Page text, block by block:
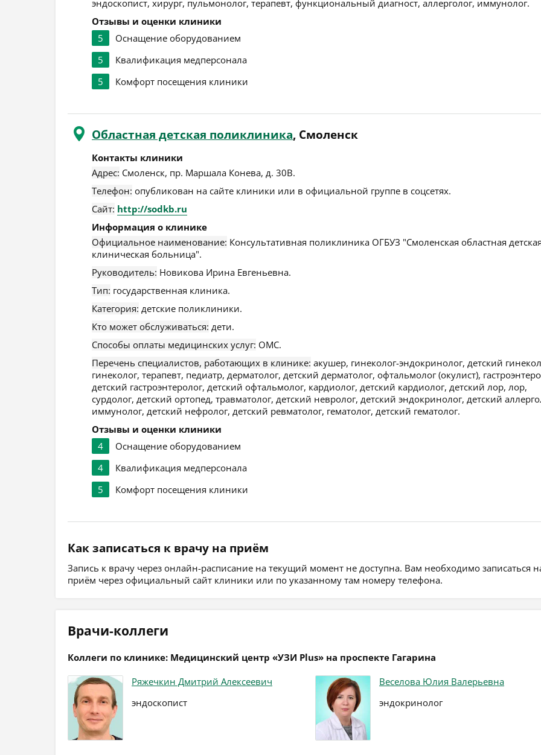
эндоскопист, хирург, пульмонолог, терапевт, функциональный диагност, аллерголог, иммунолог.
Отзывы и оценки клиники
5
Оснащение оборудованием
5
Квалификация медперсонала
5
Комфорт посещения клиники
Областная детская поликлиника, Смоленск
Контакты клиники
Адрес: Смоленск, пр. Маршала Конева, д. 30В.
Телефон: опубликован на сайте клиники или в официальной группе в соцсетях.
Сайт: http://sodkb.ru
Информация о клинике
Официальное наименование: Консультативная поликлиника ОГБУЗ "Смоленская областная
клиническая больница".
Руководитель: Новикова Ирина Евгеньевна.
Тип: государственная клиника.
Категория: детские поликлиники.
Кто может обслуживаться: дети.
Способы оплаты медицинских услуг: ОМС.
Перечень специалистов, работающих в клинике: акушер, гинеколог-эндокринолог, детский
гинеколог, терапевт, педиатр, дерматолог, детский дерматолог, офтальмолог (окулист),
детский гастроэнтеролог, детский офтальмолог, кардиолог, детский кардиолог, детский лор, лор,
сурдолог, детский ортопед, травматолог, детский невролог, детский эндокринолог, детский
иммунолог, детский нефролог, детский ревматолог, гематолог, детский гематолог.
Отзывы и оценки клиники
4
Оснащение оборудованием
4
Квалификация медперсонала
5
Комфорт посещения клиники
Как записаться к врачу на приём
Запись к врачу через онлайн-расписание на текущий момент не доступна. Вам необходимо записаться
приём через официальный сайт клиники или по указанному там номеру телефона.
Врачи-коллеги
Коллеги по клинике: Медицинский центр «УЗИ Plus» на проспекте Гагарина
Ряжечкин Дмитрий Алексеевич
эндоскопист
Веселова Юлия Валерьевна
эндокринолог